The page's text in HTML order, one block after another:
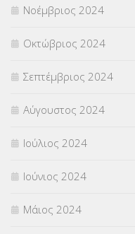
Νοέμβριος 2024
Οκτώβριος 2024
Σεπτέμβριος 2024
Αύγουστος 2024
Ιούλιος 2024
Ιούνιος 2024
Μάιος 2024